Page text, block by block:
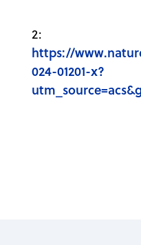
2:
https://
024-01201-x?